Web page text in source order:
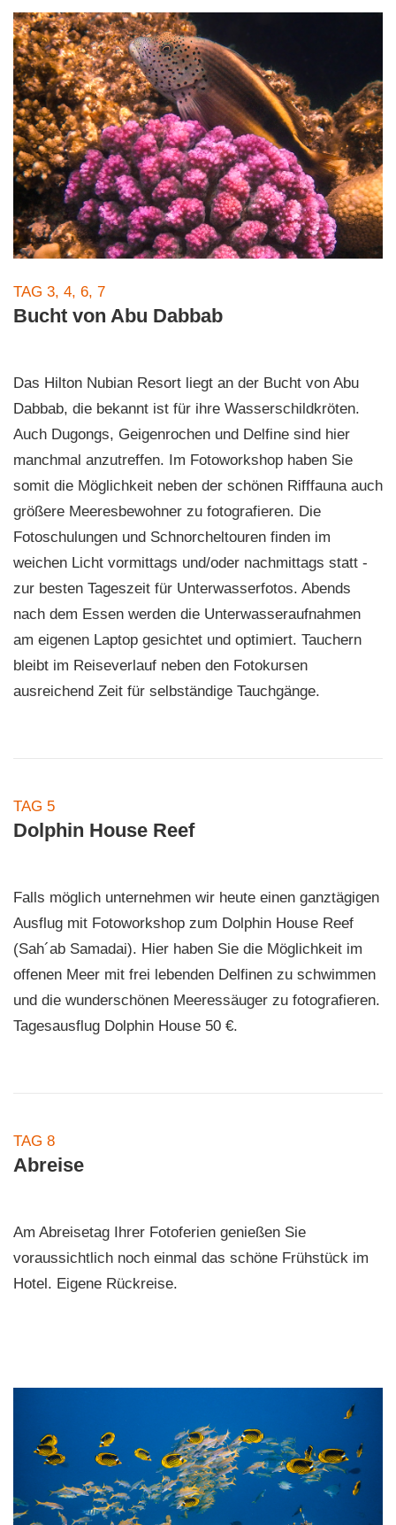
TAG 3, 4, 6, 7
Bucht von Abu Dabbab
Das Hilton Nubian Resort liegt an der Bucht von Abu
Dabbab, die bekannt ist für ihre Wasserschildkröten.
Auch Dugongs, Geigenrochen und Delfine sind hier
manchmal anzutreffen. Im Fotoworkshop haben Sie
somit die Möglichkeit neben der schönen Rifffauna auch
größere Meeresbewohner zu fotografieren. Die
Fotoschulungen und Schnorcheltouren finden im
weichen Licht vormittags und/oder nachmittags statt -
zur besten Tageszeit für Unterwasserfotos. Abends
nach dem Essen werden die Unterwasseraufnahmen
am eigenen Laptop gesichtet und optimiert. Tauchern
bleibt im Reiseverlauf neben den Fotokursen
ausreichend Zeit für selbständige Tauchgänge.
TAG 5
Dolphin House Reef
Falls möglich unternehmen wir heute einen ganztägigen
Ausflug mit Fotoworkshop zum Dolphin House Reef
(Sah´ab Samadai). Hier haben Sie die Möglichkeit im
offenen Meer mit frei lebenden Delfinen zu schwimmen
und die wunderschönen Meeressäuger zu fotografieren.
Tagesausflug Dolphin House 50 €.
TAG 8
Abreise
Am Abreisetag Ihrer Fotoferien genießen Sie
voraussichtlich noch einmal das schöne Frühstück im
Hotel. Eigene Rückreise.